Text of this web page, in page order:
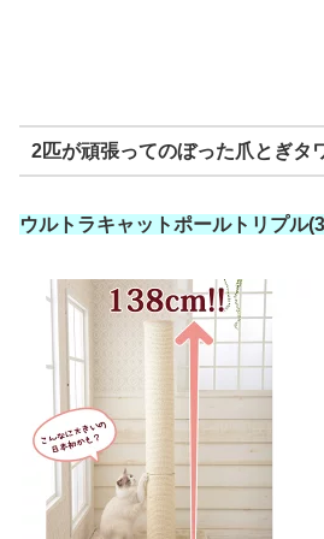
2匹が頑張ってのぼった爪とぎタ
ウルトラキャットポールトリプル